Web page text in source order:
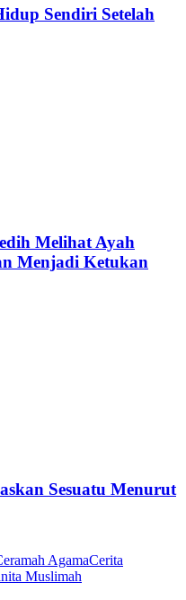
Sendiri Setelah
Melihat Ayah
Menjadi Ketukan
Sesuatu Menurut
AgamaCerita
Muslimah